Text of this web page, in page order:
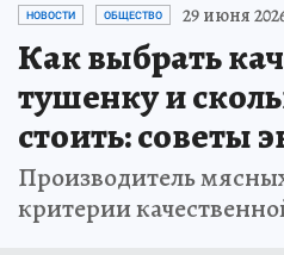
НОВОСТИ ОБЩЕСТВО 29 июня
Как выбрать
тушенку и
стоить: советы
Производитель
критерии